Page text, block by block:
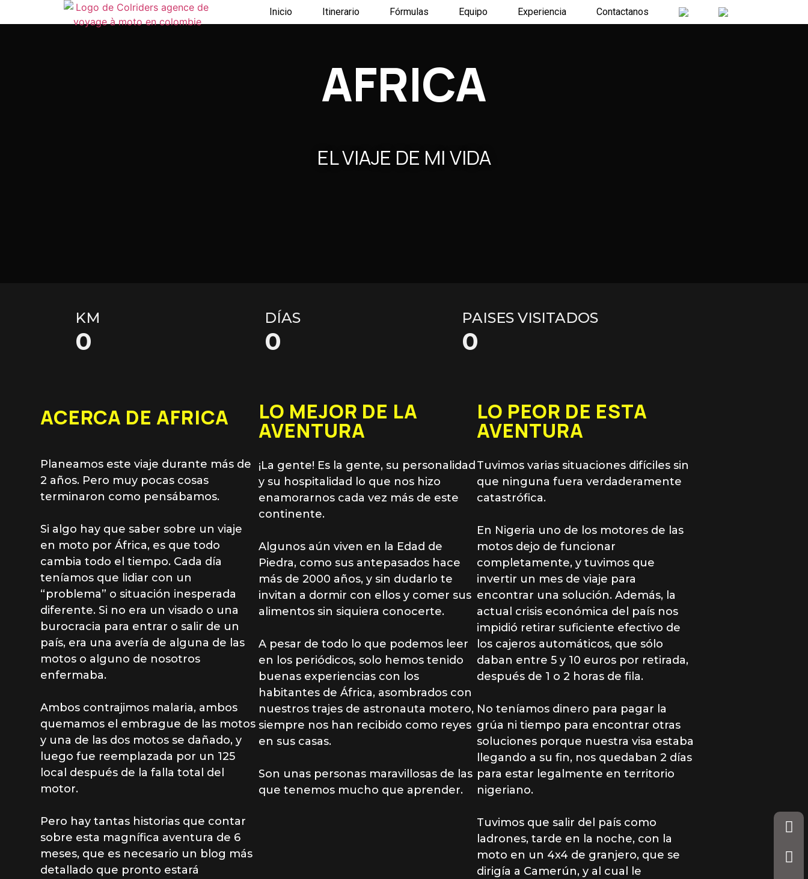
Inicio Itinerario Fórmulas Equipo Experiencia Contactanos
AFRICA
EL VIAJE DE MI VIDA
KM
0
DÍAS
0
PAISES VISITADOS
0
ACERCA DE AFRICA
Planeamos este viaje durante más de
2 años. Pero muy pocas cosas
terminaron como pensábamos.
Si algo hay que saber sobre un viaje
en moto por África, es que todo
cambia todo el tiempo. Cada día
teníamos que lidiar con un
“problema” o situación inesperada
diferente. Si no era un visado o una
burocracia para entrar o salir de un
país, era una avería de alguna de las
motos o alguno de nosotros
enfermaba.
Ambos contrajimos malaria, ambos
quemamos el embrague de las motos
y una de las dos motos se dañado, y
luego fue reemplazada por un 125
local después de la falla total del
motor.
Pero hay tantas historias que contar
sobre esta magnífica aventura de 6
meses, que es necesario un blog más
detallado que pronto estará
LO MEJOR DE LA
AVENTURA
¡La gente! Es la gente, su personalidad
y su hospitalidad lo que nos hizo
enamorarnos cada vez más de este
continente.
Algunos aún viven en la Edad de
Piedra, como sus antepasados hace
más de 2000 años, y sin dudarlo te
invitan a dormir con ellos y comer sus
alimentos sin siquiera conocerte.
A pesar de todo lo que podemos leer
en los periódicos, solo hemos tenido
buenas experiencias con los
habitantes de África, asombrados con
nuestros trajes de astronauta motero,
siempre nos han recibido como reyes
en sus casas.
Son unas personas maravillosas de las
que tenemos mucho que aprender.
LO PEOR DE ESTA
AVENTURA
Tuvimos varias situaciones difíciles sin
que ninguna fuera verdaderamente
catastrófica.
En Nigeria uno de los motores de las
motos dejo de funcionar
completamente, y tuvimos que
invertir un mes de viaje para
encontrar una solución. Además, la
actual crisis económica del país nos
impidió retirar suficiente efectivo de
los cajeros automáticos, que sólo
daban entre 5 y 10 euros por retirada,
después de 1 o 2 horas de fila.
No teníamos dinero para pagar la
grúa ni tiempo para encontrar otras
soluciones porque nuestra visa estaba
llegando a su fin, nos quedaban 2 días
para estar legalmente en territorio
nigeriano.
Tuvimos que salir del país como
ladrones, tarde en la noche, con la
moto en un 4x4 de granjero, que se
dirigía a Camerún, y al cual le